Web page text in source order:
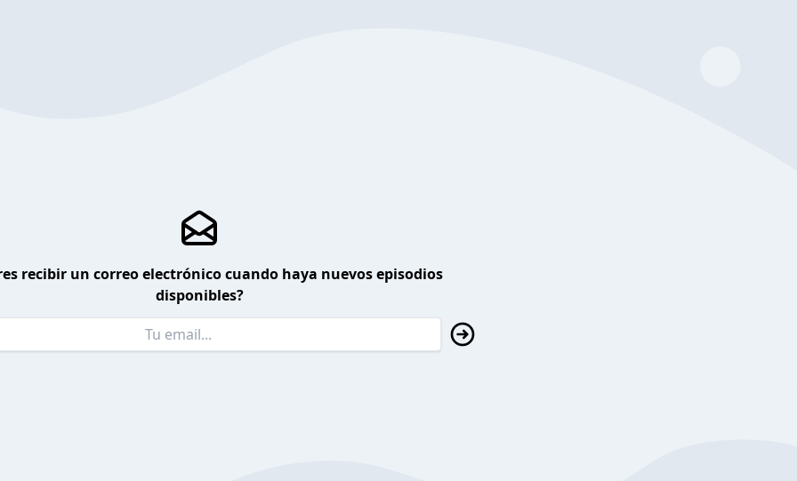
recibir un correo electrónico cuando haya nuevos episodios
disponibles?